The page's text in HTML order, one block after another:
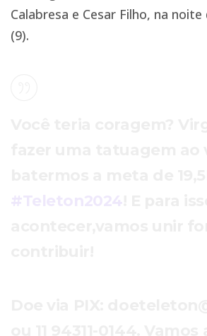
Calabresa e Cesar Filho, na
(9).